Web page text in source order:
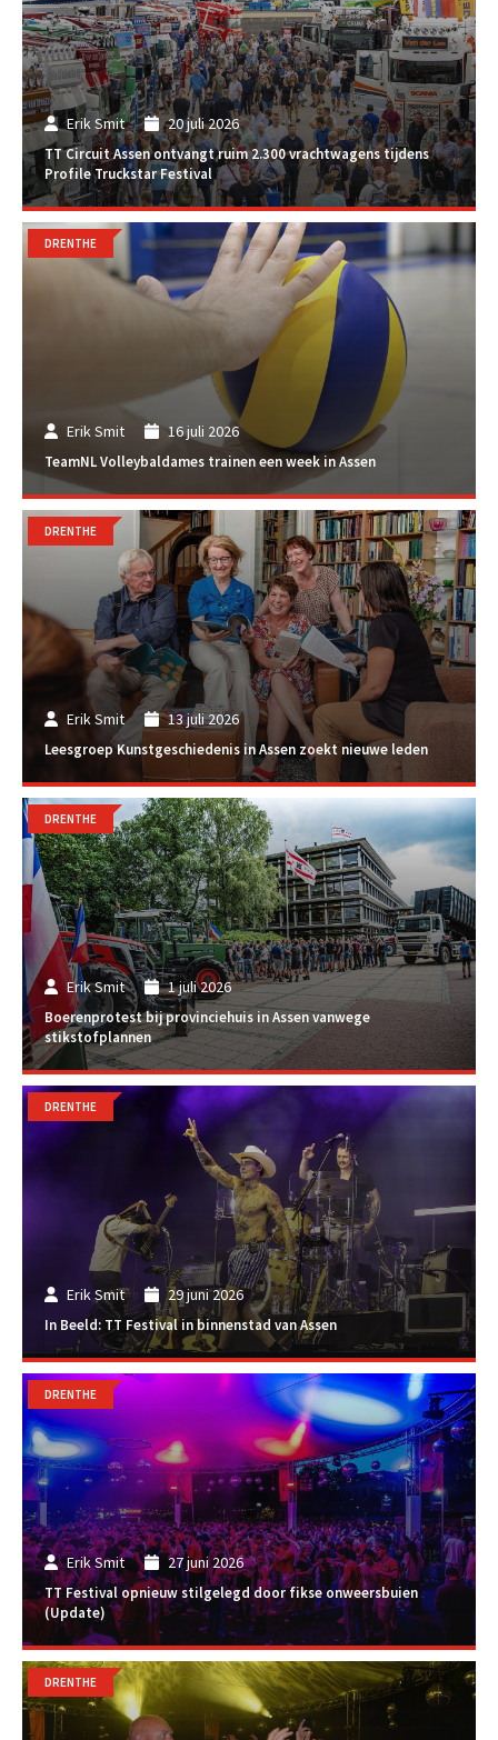
Erik Smit 20 juli 2026
TT Circuit Assen ontvangt ruim 2.300 vrachtwagens tijdens
Profile Truckstar Festival
Erik Smit 16 juli 2026
TeamNL Volleybaldames trainen een week in Assen
DRENTHE
Erik Smit 13 juli 2026
Leesgroep Kunstgeschiedenis in Assen zoekt nieuwe leden
DRENTHE
Erik Smit 1 juli 2026
Boerenprotest bij provinciehuis in Assen vanwege
stikstofplannen
DRENTHE
Erik Smit 29 juni 2026
In Beeld: TT Festival in binnenstad van Assen
DRENTHE
Erik Smit 27 juni 2026
TT Festival opnieuw stilgelegd door fikse onweersbuien
(Update)
DRENTHE
DRENTHE